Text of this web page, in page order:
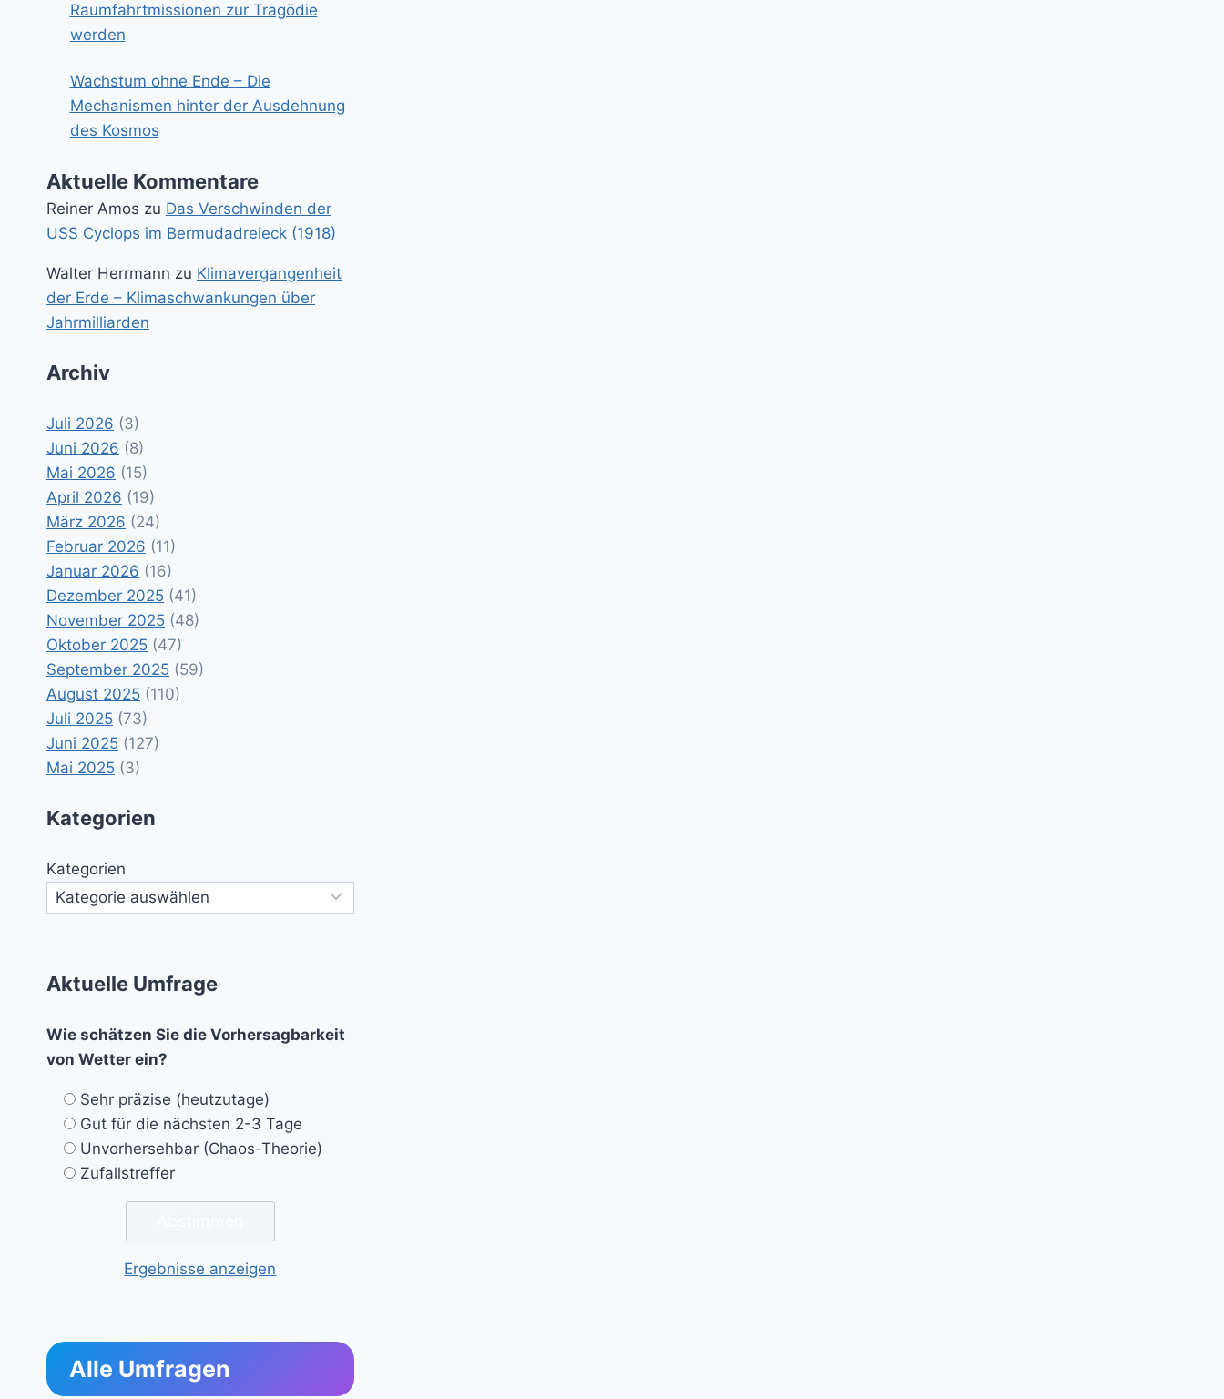
Raumfahrtmissionen zur Tragödie
werden
Wachstum ohne Ende – Die
Mechanismen hinter der Ausdehnung
des Kosmos
Aktuelle Kommentare
Reiner Amos zu Das Verschwinden der
USS Cyclops im Bermudadreieck (1918)
Walter Herrmann zu Klimavergangenheit
der Erde – Klimaschwankungen über
Jahrmilliarden
Archiv
Juli 2026 (3)
Juni 2026 (8)
Mai 2026 (15)
April 2026 (19)
März 2026 (24)
Februar 2026 (11)
Januar 2026 (16)
Dezember 2025 (41)
November 2025 (48)
Oktober 2025 (47)
September 2025 (59)
August 2025 (110)
Juli 2025 (73)
Juni 2025 (127)
Mai 2025 (3)
Kategorien
Kategorien
Aktuelle Umfrage
Wie schätzen Sie die Vorhersagbarkeit
von Wetter ein?
Sehr präzise (heutzutage)
Gut für die nächsten 2-3 Tage
Unvorhersehbar (Chaos-Theorie)
Zufallstreffer
Ergebnisse anzeigen
Alle Umfragen